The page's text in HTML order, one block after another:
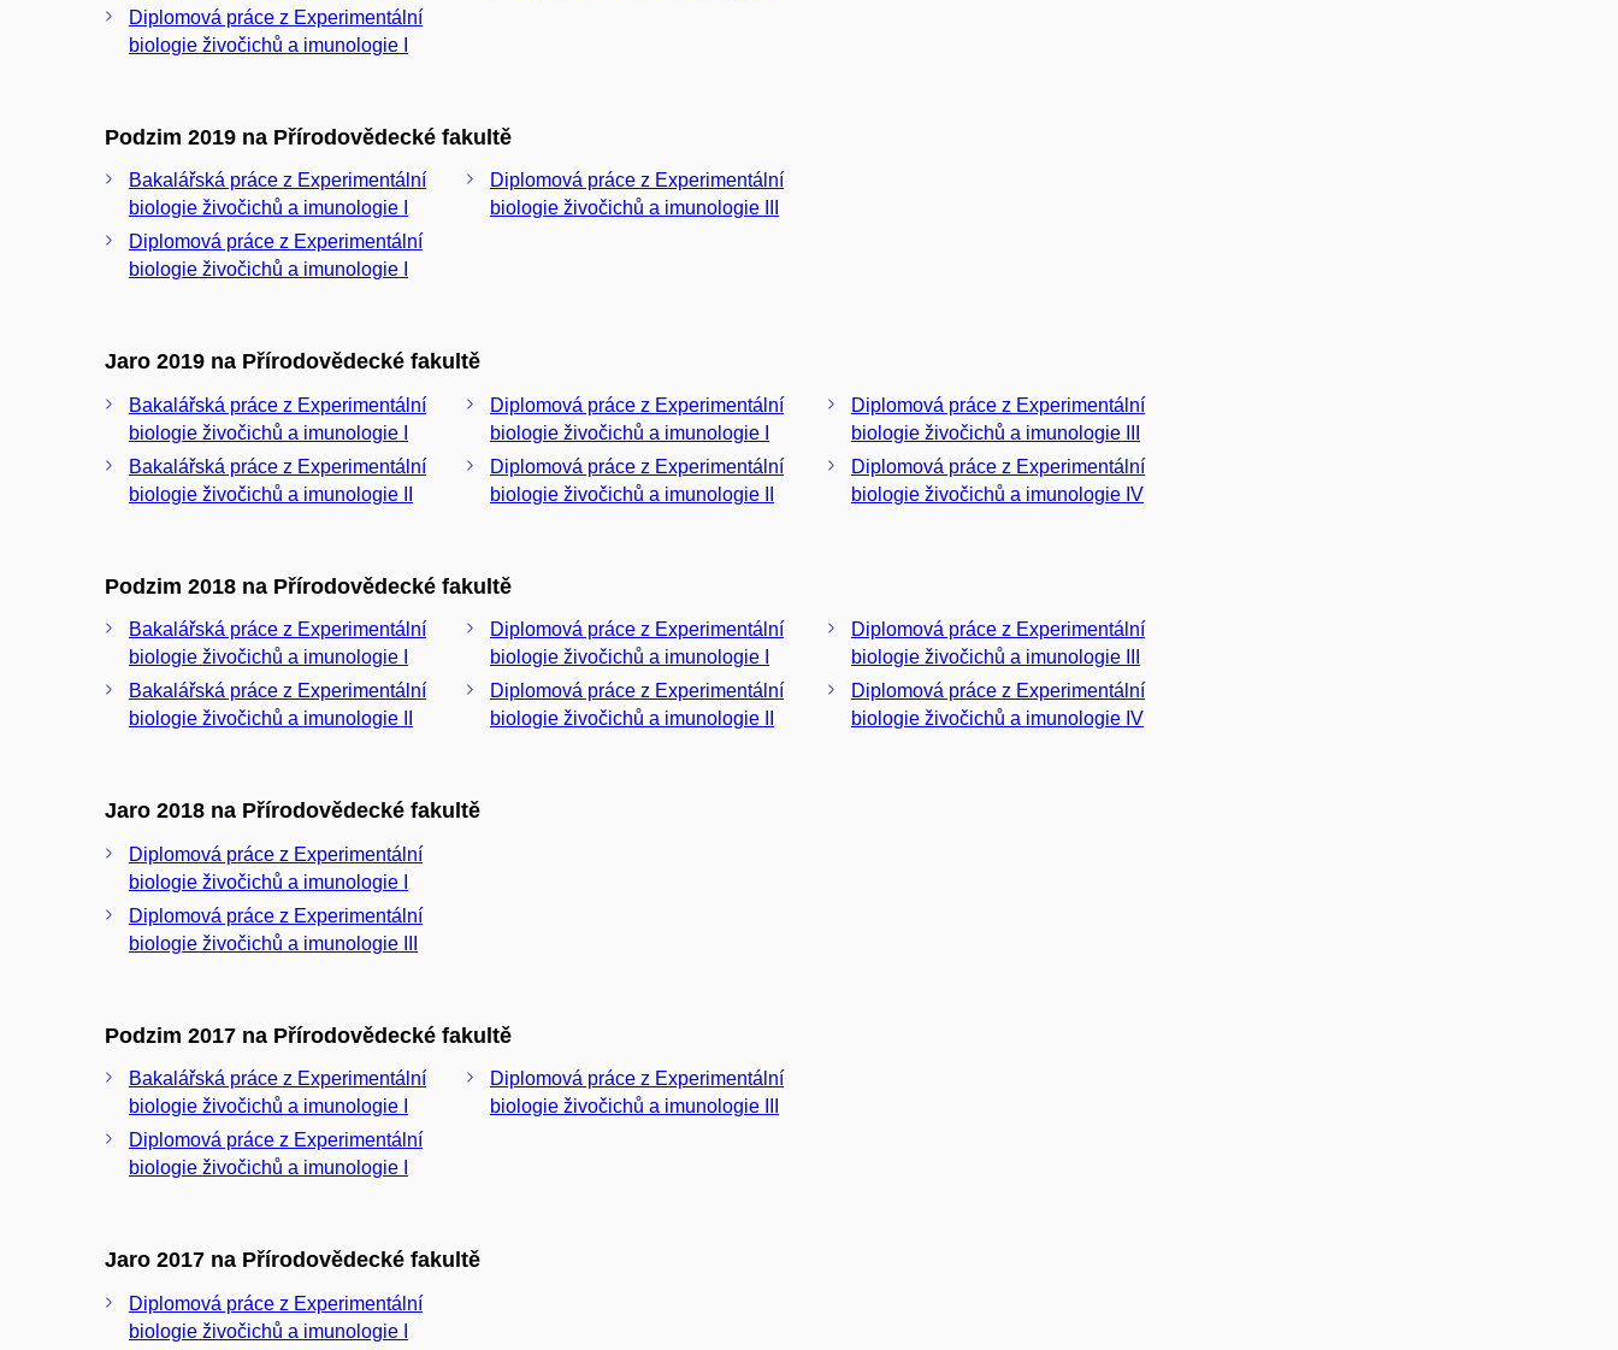
Diplomová práce z Experimentální
biologie živočichů a imunologie I
Podzim 2019 na Přírodovědecké fakultě
Bakalářská práce z Experimentální
biologie živočichů a imunologie I
Diplomová práce z Experimentální
biologie živočichů a imunologie I
Diplomová práce z Experimentální
biologie živočichů a imunologie III
Jaro 2019 na Přírodovědecké fakultě
Bakalářská práce z Experimentální
biologie živočichů a imunologie I
Bakalářská práce z Experimentální
biologie živočichů a imunologie II
Diplomová práce z Experimentální
biologie živočichů a imunologie I
Diplomová práce z Experimentální
biologie živočichů a imunologie II
Diplomová práce z Experimentální
biologie živočichů a imunologie III
Diplomová práce z Experimentální
biologie živočichů a imunologie IV
Podzim 2018 na Přírodovědecké fakultě
Bakalářská práce z Experimentální
biologie živočichů a imunologie I
Bakalářská práce z Experimentální
biologie živočichů a imunologie II
Diplomová práce z Experimentální
biologie živočichů a imunologie I
Diplomová práce z Experimentální
biologie živočichů a imunologie II
Diplomová práce z Experimentální
biologie živočichů a imunologie III
Diplomová práce z Experimentální
biologie živočichů a imunologie IV
Jaro 2018 na Přírodovědecké fakultě
Diplomová práce z Experimentální
biologie živočichů a imunologie I
Diplomová práce z Experimentální
biologie živočichů a imunologie III
Podzim 2017 na Přírodovědecké fakultě
Bakalářská práce z Experimentální
biologie živočichů a imunologie I
Diplomová práce z Experimentální
biologie živočichů a imunologie I
Diplomová práce z Experimentální
biologie živočichů a imunologie III
Jaro 2017 na Přírodovědecké fakultě
Diplomová práce z Experimentální
biologie živočichů a imunologie I